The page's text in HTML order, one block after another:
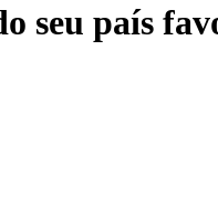
seu país